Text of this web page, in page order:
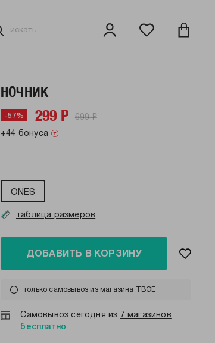
НОЧНИК
-57% 299 Р 699 Р
+44 бонуса
ONES
таблица размеров
ДОБАВИТЬ В КОРЗИНУ
только самовывоз из магазина ТВОЕ
Самовывоз сегодня из
7 магазинов
бесплатно